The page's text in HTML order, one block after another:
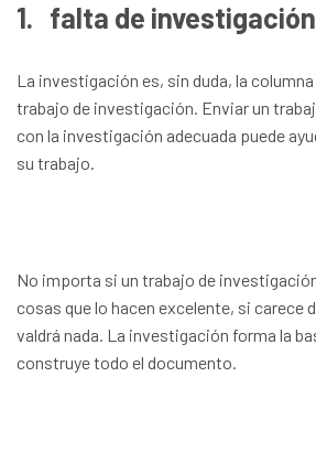
1. falta de investigación
La investigación es, sin duda, la
trabajo de investigación. Enviar un
con la investigación adecuada puede
su trabajo.
No importa si un trabajo de
cosas que lo hacen excelente, si carece
valdrá nada. La investigación forma la
construye todo el documento.